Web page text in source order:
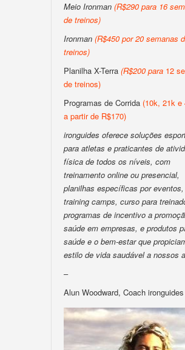
Meio Ironman (R$290 para 16
de treinos)
Ironman (R$450 por 20 semanas
treinos)
Planilha X-Terra (R$200 para 12
de treinos)
Programas de Corrida (10k, 21k e
a partir de R$170)
ironguides oferece soluções
para atletas e praticantes de
física de todos os níveis, com
treinamento online ou presencial,
planilhas específicas por eventos,
training camps, curso para
programas de incentivo a
saúde em empresas, e produtos
saúde e o bem-estar que
estilo de vida saudável a nossos
–
Alun Woodward, Coach ironguides